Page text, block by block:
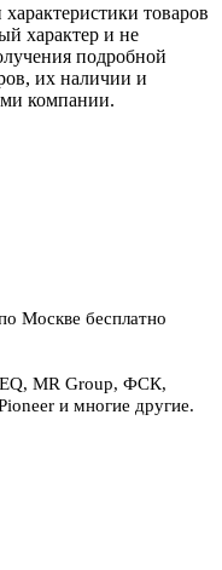
товаров
характер и не
подробной
их наличии и
компании.
Москве бесплатно
MR Group, ФСК,
и многие другие.